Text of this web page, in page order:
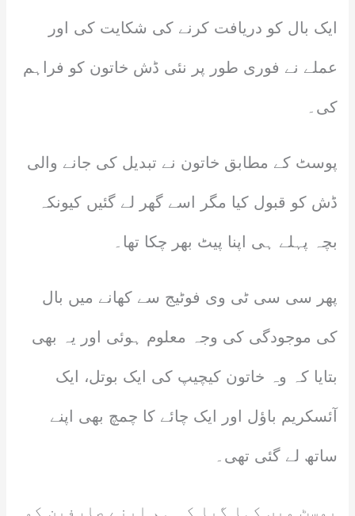
ایک بال کو دریافت کرنے کی شکایت کی اور
عملے نے فوری طور پر نئی ڈش خاتون کو فراہم
کی۔
پوسٹ کے مطابق خاتون نے تبدیل کی جانے والی
ڈش کو قبول کیا مگر اسے گھر لے گئیں کیونکہ
بچہ پہلے ہی اپنا پیٹ بھر چکا تھا۔
پھر سی سی ٹی وی فوٹیج سے کھانے میں بال
کی موجودگی کی وجہ معلوم ہوئی اور یہ بھی
بتایا کہ وہ خاتون کیچیپ کی ایک بوتل، ایک
آئسکریم باؤل اور ایک چائے کا چمچ بھی اپنے
ساتھ لے گئی تھی۔
پوسٹ میں کہا گیا کہ ہم اپنے صارفین کو